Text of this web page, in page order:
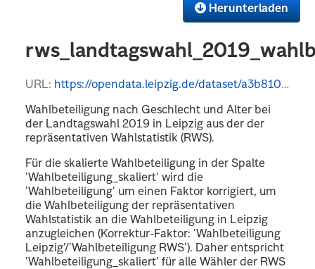
Herunterladen
URL: https://opendata.leipzig.de/dataset/a3b8108f-c21f-490b-94b8-a483b325ed01/resource/18363121-bba1-4557-91d5-82ec9e2a3bf5/download/rtmpwhhy4nrws_landtagswahl_2019_wahlbeteiligung.csv
Wahlbeteiligung nach Geschlecht und Alter bei
der Landtagswahl 2019 in Leipzig aus der der
repräsentativen Wahlstatistik (RWS).
Für die skalierte Wahlbeteiligung in der Spalte
'Wahlbeteiligung_skaliert' wird die
'Wahlbeteiligung' um einen Faktor korrigiert, um
die Wahlbeteiligung der repräsentativen
Wahlstatistik an die Wahlbeteiligung in Leipzig
anzugleichen (Korrektur-Faktor: 'Wahlbeteiligung
Leipzig'/'Wahlbeteiligung RWS'). Daher entspricht
'Wahlbeteiligung_skaliert' für alle Wähler der RWS